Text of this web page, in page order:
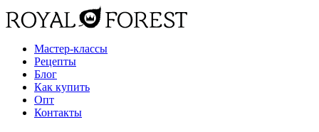
Мастер-классы
Рецепты
Блог
Как купить
Опт
Контакты